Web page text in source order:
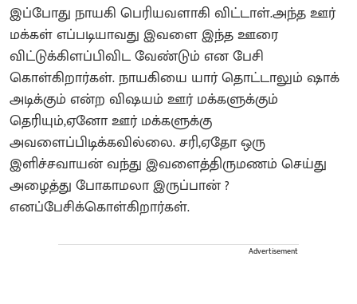
இப்போது நாயகி பெரியவளாகி விட்டாள்.அந்த ஊர்
மக்கள் எப்படியாவது இவளை இந்த ஊரை
விட்டுக்கிளப்பிவிட வேண்டும் என பேசி
கொள்கிறார்கள். நாயகியை யார் தொட்டாலும் ஷாக்
அடிக்கும் என்ற விஷயம் ஊர் மக்களுக்கும்
தெரியும்,ஏனோ ஊர் மக்களுக்கு
அவளைப்பிடிக்கவில்லை. சரி,ஏதோ ஒரு
இளிச்சவாயன் வந்து இவளைத்திருமணம் செய்து
அழைத்து போகாமலா இருப்பான் ?
எனப்பேசிக்கொள்கிறார்கள்.
Advertisement